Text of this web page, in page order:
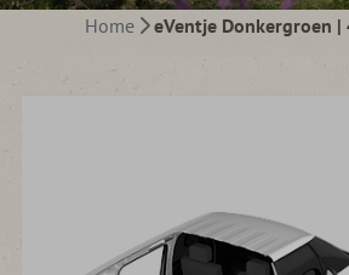
Home eVentje Donkergroen |